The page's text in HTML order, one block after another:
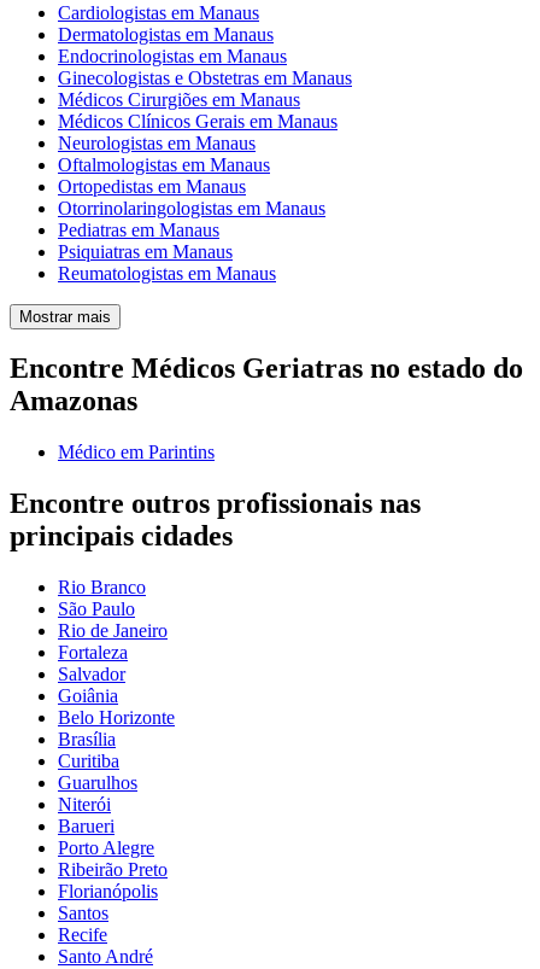
Cardiologistas em Manaus
Dermatologistas em Manaus
Endocrinologistas em Manaus
Ginecologistas e Obstetras em Manaus
Médicos Cirurgiões em Manaus
Médicos Clínicos Gerais em Manaus
Neurologistas em Manaus
Oftalmologistas em Manaus
Ortopedistas em Manaus
Otorrinolaringologistas em Manaus
Pediatras em Manaus
Psiquiatras em Manaus
Reumatologistas em Manaus
Mostrar mais
Encontre Médicos Geriatras no estado do
Amazonas
Médico em Parintins
Encontre outros profissionais nas
principais cidades
Rio Branco
São Paulo
Rio de Janeiro
Fortaleza
Salvador
Goiânia
Belo Horizonte
Brasília
Curitiba
Guarulhos
Niterói
Barueri
Porto Alegre
Ribeirão Preto
Florianópolis
Santos
Recife
Santo André